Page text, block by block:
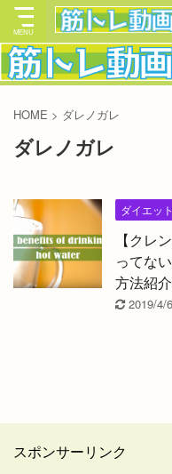
HOME > ダレノガレ
ダレノガレ
ダイエッ
【クレ
ってな
方法紹
2019/4/6
スポンサーリンク